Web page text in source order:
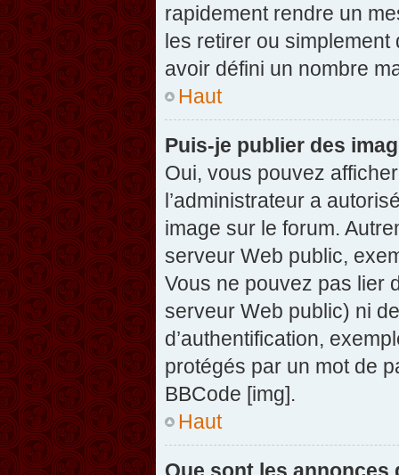
rapidement rendre un
les retirer ou simplement
avoir défini un nombre
Haut
Puis-je publier des
Oui, vous pouvez
l’administrateur a
image sur le forum.
serveur Web public,
Vous ne pouvez pas lier
serveur Web public) ni
d’authentification,
protégés par un mot de
BBCode [img].
Haut
Que sont les annonces